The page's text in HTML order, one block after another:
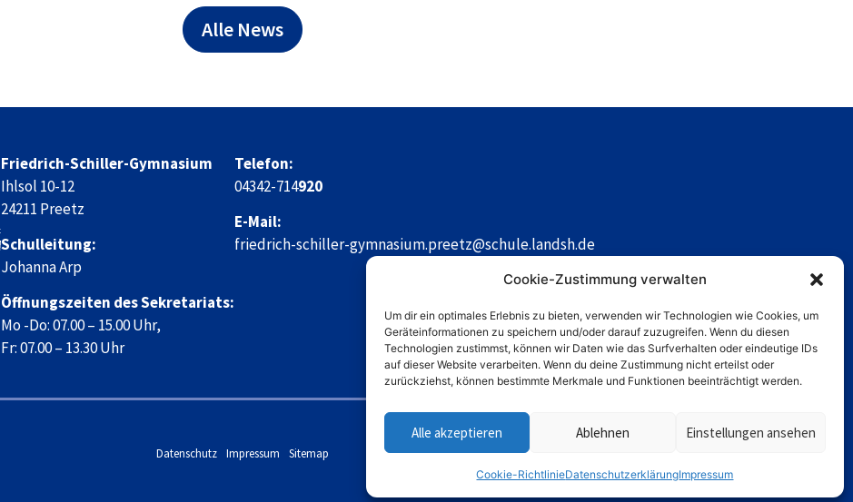
Cookie-Zustimmung verwalten
Um dir ein optimales Erlebnis zu bieten, verwenden wir Technologien wie Cookies, um
Geräteinformationen zu speichern und/oder darauf zuzugreifen. Wenn du diesen
Technologien zustimmst, können wir Daten wie das Surfverhalten oder eindeutige IDs
auf dieser Website verarbeiten. Wenn du deine Zustimmung nicht erteilst oder
zurückziehst, können bestimmte Merkmale und Funktionen beeinträchtigt werden.
Alle akzeptieren Ablehnen Einstellungen ansehen
Cookie-RichtlinieDatenschutzerklärungImpressum
Alle News
Friedrich-Schiller-Gymnasium
Ihlsol 10-12
24211 Preetz
Schulleitung:
Johanna Arp
Öffnungszeiten des Sekretariats:
Mo -Do: 07.00 – 15.00 Uhr,
Fr: 07.00 – 13.30 Uhr
Telefon:
04342-714920
E-Mail:
friedrich-schiller-gymnasium.preetz@schule.landsh.de
Datenschutz Impressum Sitemap